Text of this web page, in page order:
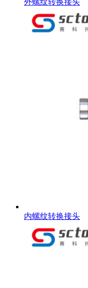
外螺纹转换接头
内螺纹转换接头